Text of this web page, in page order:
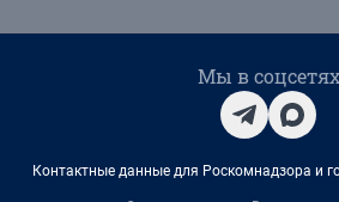
Мы в соцсетях
Контактные данные для Роскомнадзора и